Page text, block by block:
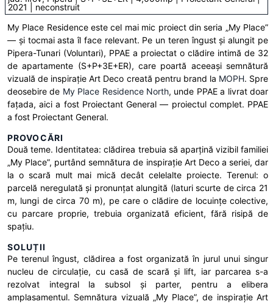
2021 | neconstruit
My Place Residence este cel mai mic proiect din seria „My Place”
— și tocmai asta îl face relevant. Pe un teren îngust și alungit pe
Pipera-Tunari (Voluntari), PPAE a proiectat o clădire intimă de 32
de apartamente (S+P+3E+ER), care poartă aceeași semnătură
vizuală de inspirație Art Deco creată pentru brand la MOPH. Spre
deosebire de My Place Residence North, unde PPAE a livrat doar
fațada, aici a fost Proiectant General — proiectul complet. PPAE
a fost Proiectant General.
PROVOCĂRI
Două teme. Identitatea: clădirea trebuia să aparțină vizibil familiei
„My Place”, purtând semnătura de inspirație Art Deco a seriei, dar
la o scară mult mai mică decât celelalte proiecte. Terenul: o
parcelă neregulată și pronunțat alungită (laturi scurte de circa 21
m, lungi de circa 70 m), pe care o clădire de locuințe colective,
cu parcare proprie, trebuia organizată eficient, fără risipă de
spațiu.
SOLUȚII
Pe terenul îngust, clădirea a fost organizată în jurul unui singur
nucleu de circulație, cu casă de scară și lift, iar parcarea s-a
rezolvat integral la subsol și parter, pentru a elibera
amplasamentul. Semnătura vizuală „My Place”, de inspirație Art